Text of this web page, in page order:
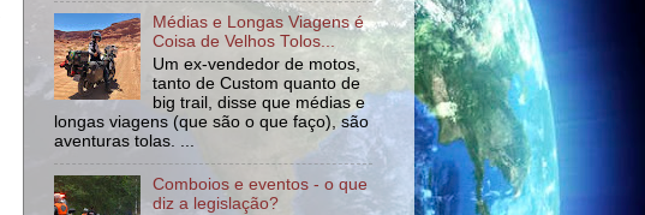
Médias e Longas Viagens é
Coisa de Velhos Tolos...
Um ex-vendedor de motos,
tanto de Custom quanto de
big trail, disse que médias e
longas viagens (que são o que faço), são
aventuras tolas. ...
Comboios e eventos - o que
diz a legislação?